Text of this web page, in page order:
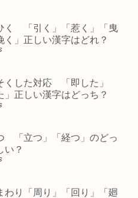
く 「引く」「惹く」「曳
く」正しい漢字はどれ？
くした対応 「即した」
」正しい漢字はどっち？
「立つ」「経つ」のどっ
い？
わり「周り」「回り」「廻